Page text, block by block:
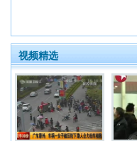
视频精选